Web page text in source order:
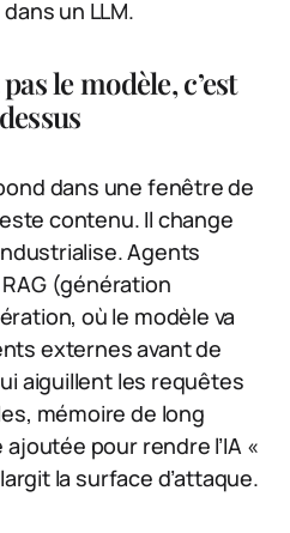
un LLM.
le modèle, c’est
dans une fenêtre de
contenu. Il change
Agents
(génération
où le modèle va
externes avant de
aiguillent les requêtes
mémoire de long
pour rendre l’IA «
la surface d’attaque.